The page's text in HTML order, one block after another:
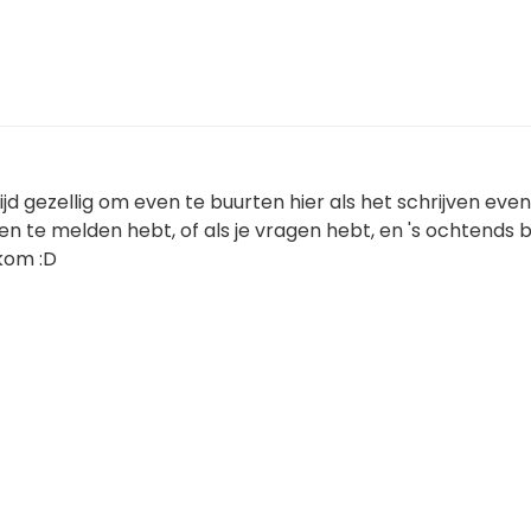
gezellig om even te buurten hier als het schrijven
te melden hebt, of als je vragen hebt, en 's ochtends
:D